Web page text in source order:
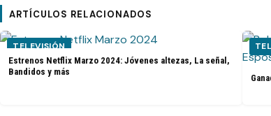
ARTÍCULOS RELACIONADOS
TELEVISIÓN
Estrenos Netflix Marzo 2024: Jóvenes altezas, La señal,
Bandidos y más